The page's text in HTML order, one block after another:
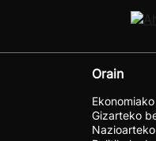
Orain
Gizarteko